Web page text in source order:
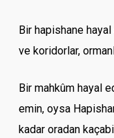
Bir hapishane
ve koridorlar,
Bir mahkûm hayal
emin, oysa
kadar oradan